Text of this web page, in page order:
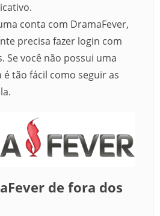
conta com DramaFever,
precisa fazer login com
Se você não possui uma
tão fácil como seguir as
de fora dos